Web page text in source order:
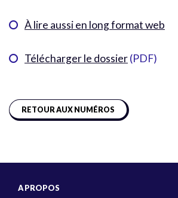
À lire aussi en long format web
Télécharger le dossier(PDF)
RETOUR AUX NUMÉROS
A PROPOS